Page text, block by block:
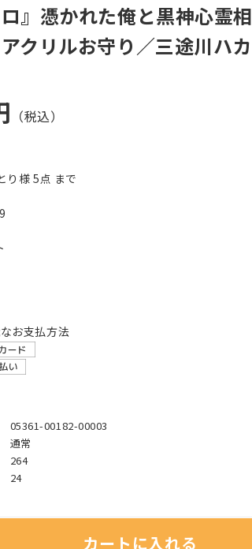
ロ』憑かれた俺と黒神心霊相
クリルお守り／三途川ハカ
り様 5点 まで
お支払方法
05361-00182-00003
通常
264
24
カートに入れる